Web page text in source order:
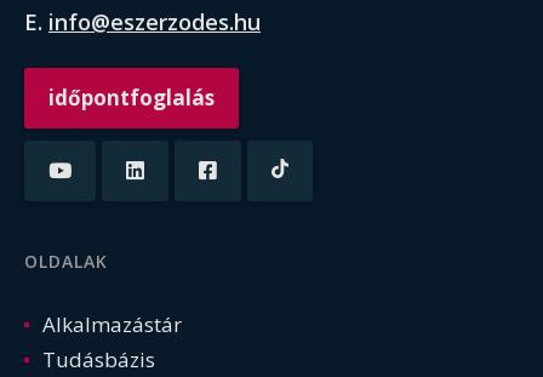
E. info@eszerzodes.hu
időpontfoglalás
OLDALAK
Alkalmazástár
Tudásbázis